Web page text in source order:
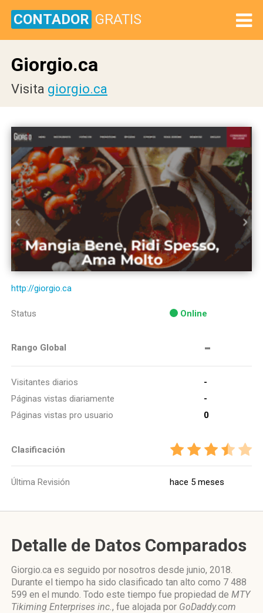
CONTADOR GRATIS
Giorgio.ca
Visita giorgio.ca
http://giorgio.ca
Status Online
Rango Global -
Visitantes diarios
-
Páginas vistas diariamente
-
Páginas vistas pro usuario
0
Clasificación
Última Revisión hace 5 meses
Detalle de Datos Comparados
Giorgio.ca es seguido por nosotros desde junio, 2018.
Durante el tiempo ha sido clasificado tan alto como 7 488
599 en el mundo. Todo este tiempo fue propiedad de MTY
Tikiming Enterprises inc., fue alojada por GoDaddy.com